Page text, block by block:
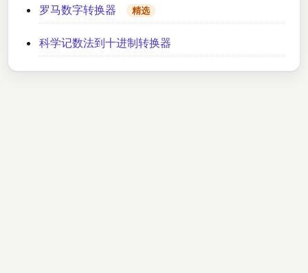
罗马数字转换器 精选
科学记数法到十进制转换器